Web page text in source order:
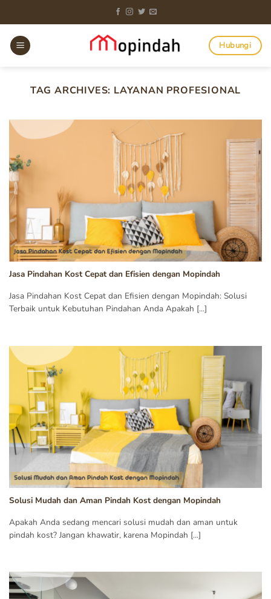
to
content
Hubungi
TAG ARCHIVES: LAYANAN PROFESIONAL
Jasa Pindahan Kost Cepat dan Efisien dengan Mopindah
Jasa Pindahan Kost Cepat dan Efisien dengan Mopindah: Solusi
Terbaik untuk Kebutuhan Pindahan Anda Apakah [...]
Solusi Mudah dan Aman Pindah Kost dengan Mopindah
Apakah Anda sedang mencari solusi mudah dan aman untuk
pindah kost? Jangan khawatir, karena Mopindah [...]